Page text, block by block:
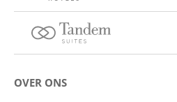
OVER ONS